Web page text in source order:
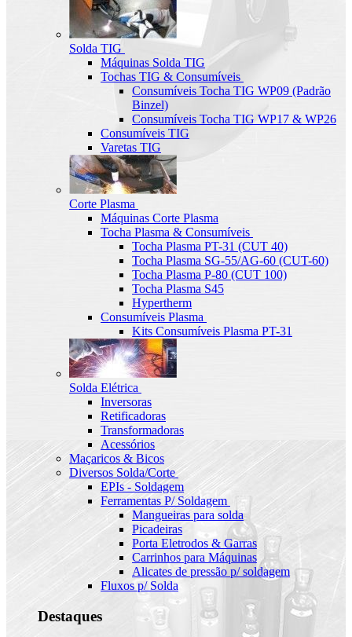
Solda TIG
Máquinas Solda TIG
Tochas TIG & Consumíveis
Consumíveis Tocha TIG WP09 (Padrão
Binzel)
Consumíveis Tocha TIG WP17 & WP26
Consumíveis TIG
Varetas TIG
Corte Plasma
Máquinas Corte Plasma
Tocha Plasma & Consumíveis
Tocha Plasma PT-31 (CUT 40)
Tocha Plasma SG-55/AG-60 (CUT-60)
Tocha Plasma P-80 (CUT 100)
Tocha Plasma S45
Hypertherm
Consumíveis Plasma
Kits Consumíveis Plasma PT-31
Solda Elétrica
Inversoras
Retificadoras
Transformadoras
Acessórios
Maçaricos & Bicos
Diversos Solda/Corte
EPIs - Soldagem
Ferramentas P/ Soldagem
Mangueiras para solda
Picadeiras
Porta Eletrodos & Garras
Carrinhos para Máquinas
Alicates de pressão p/ soldagem
Fluxos p/ Solda
Destaques